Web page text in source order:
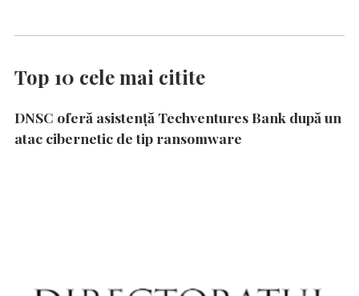
Top 10 cele mai citite
DNSC oferă asistență Techventures Bank după un
atac cibernetic de tip ransomware